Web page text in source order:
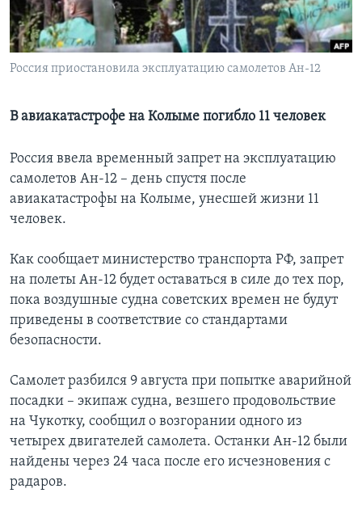
Learning English
СОЦИАЛЬНЫЕ СЕТИ
Россия приостановила эксплуатацию самолетов Ан-12
В авиакатастрофе на Колыме погибло 11 человек
Россия ввела временный запрет на эксплуатацию
самолетов Ан-12 – день спустя после
авиакатастрофы на Колыме, унесшей жизни 11
человек.
Как сообщает министерство транспорта РФ, запрет
на полеты Ан-12 будет оставаться в силе до тех пор,
пока воздушные судна советских времен не будут
приведены в соответствие со стандартами
безопасности.
Самолет разбился 9 августа при попытке аварийной
посадки – экипаж судна, везшего продовольствие
на Чукотку, сообщил о возгорании одного из
четырех двигателей самолета. Останки Ан-12 были
найдены через 24 часа после его исчезновения с
радаров.